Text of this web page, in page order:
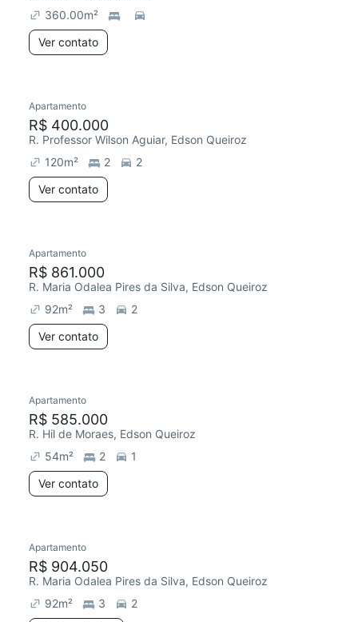
360.00m²
Ver contato
Apartamento
R$ 400.000
R. Professor Wilson Aguiar, Edson Queiroz
120m² 2
2
Ver contato
Chegou este mês
Apartamento
R$ 861.000
R. Maria Odalea Pires da Silva, Edson Queiroz
92m² 3
2
Ver contato
Apartamento
R$ 585.000
R. Hil de Moraes, Edson Queiroz
54m² 2
1
Ver contato
Chegou este mês
Apartamento
R$ 904.050
R. Maria Odalea Pires da Silva, Edson Queiroz
92m² 3
2